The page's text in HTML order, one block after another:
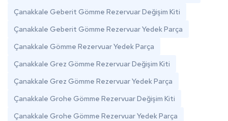
Çanakkale Geberit Gömme Rezervuar Değişim Kiti
Çanakkale Geberit Gömme Rezervuar Yedek Parça
Çanakkale Gömme Rezervuar Yedek Parça
Çanakkale Grez Gömme Rezervuar Değişim Kiti
Çanakkale Grez Gömme Rezervuar Yedek Parça
Çanakkale Grohe Gömme Rezervuar Değişim Kiti
Çanakkale Grohe Gömme Rezervuar Yedek Parça